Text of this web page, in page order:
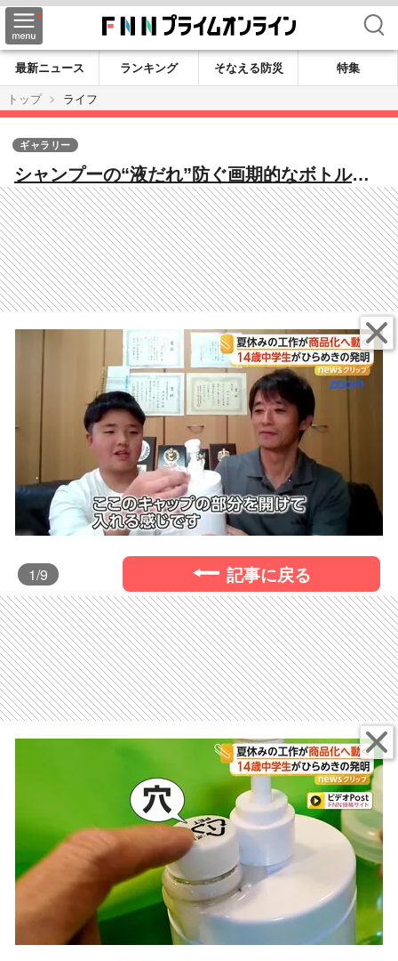
検索
最新ニュース ランキング そなえる防災
特集
トップ
ライフ
シャンプーの“液だれ”防ぐ画期的なボトル
夏休みの工作から商品化へ 制作者は中学生
「お父さんのお手伝いしていたら思いつい
た」
ギャラリー
1/9 記事に戻る